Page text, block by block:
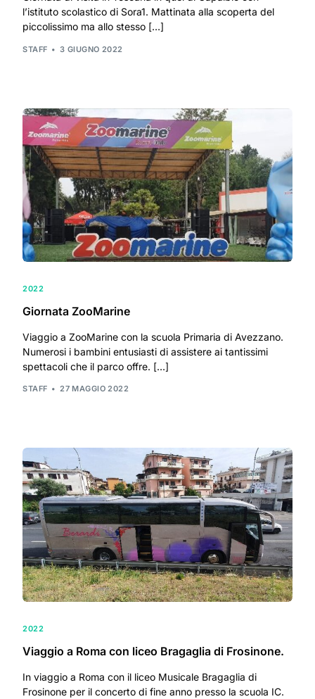
l’istituto scolastico di Sora1. Mattinata alla scoperta del
piccolissimo ma allo stesso […]
STAFF 3 GIUGNO 2022
2022
Giornata ZooMarine
Viaggio a ZooMarine con la scuola Primaria di Avezzano.
Numerosi i bambini entusiasti di assistere ai tantissimi
spettacoli che il parco offre. […]
STAFF 27 MAGGIO 2022
2022
Viaggio a Roma con liceo Bragaglia di Frosinone.
In viaggio a Roma con il liceo Musicale Bragaglia di
Frosinone per il concerto di fine anno presso la scuola IC.